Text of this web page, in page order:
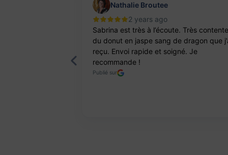
Nathalie Broutee
2 years ago
Sabrina est très à l’écoute. Très contente
du donut en jaspe sang de dragon que
reçu. Envoi rapide et soigné. Je
recommande !
Publié sur